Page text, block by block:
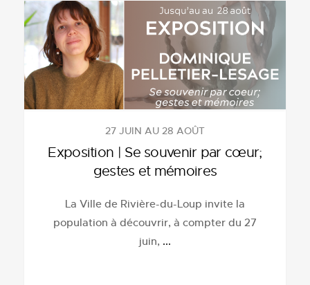
27 JUIN AU 28 AOÛT
Exposition | Se souvenir par cœur;
gestes et mémoires
La Ville de Rivière-du-Loup invite la
population à découvrir, à compter du 27
juin, ...